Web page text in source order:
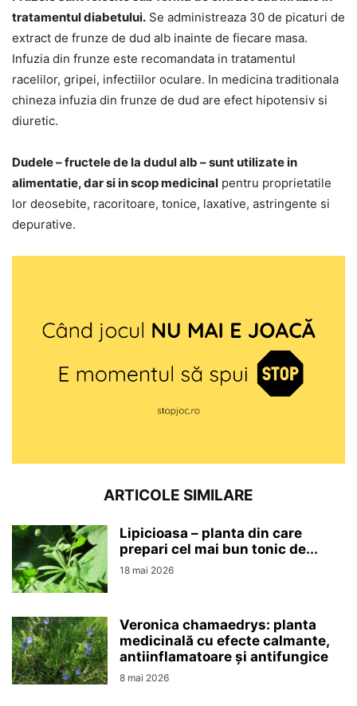
tratamentul diabetului. Se administreaza 30 de picaturi de
extract de frunze de dud alb inainte de fiecare masa.
Infuzia din frunze este recomandata in tratamentul
racelilor, gripei, infectiilor oculare. In medicina traditionala
chineza infuzia din frunze de dud are efect hipotensiv si
diuretic.
Dudele – fructele de la dudul alb – sunt utilizate in
alimentatie, dar si in scop medicinal pentru proprietatile
lor deosebite, racoritoare, tonice, laxative, astringente si
depurative.
ARTICOLE SIMILARE
Lipicioasa – planta din care
prepari cel mai bun tonic de...
18 mai 2026
Veronica chamaedrys: planta
medicinală cu efecte calmante,
antiinflamatoare și antifungice
8 mai 2026